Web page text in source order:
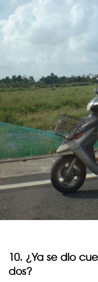
10. ¿Ya se dio
dos?